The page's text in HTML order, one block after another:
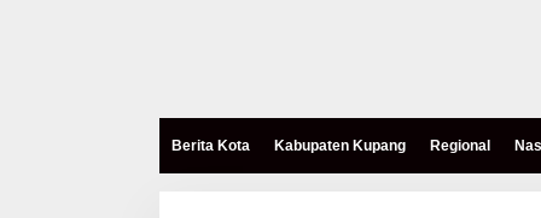
Berita Kota Kabupaten Kupang Regional